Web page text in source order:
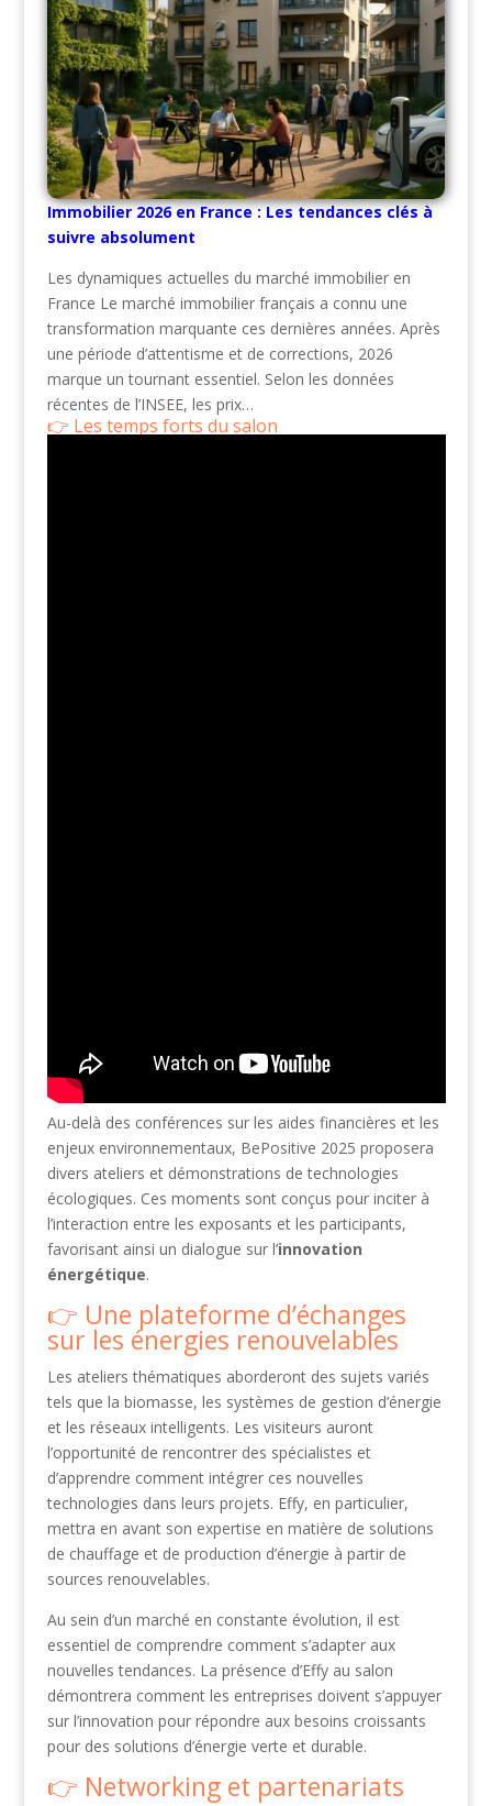
Immobilier 2026 en France : Les tendances clés à
suivre absolument
Les dynamiques actuelles du marché immobilier en
France Le marché immobilier français a connu une
transformation marquante ces dernières années. Après
une période d’attentisme et de corrections, 2026
marque un tournant essentiel. Selon les données
récentes de l’INSEE, les prix…
Les temps forts du salon
Au-delà des conférences sur les aides financières et les
enjeux environnementaux, BePositive 2025 proposera
divers ateliers et démonstrations de technologies
écologiques. Ces moments sont conçus pour inciter à
l’interaction entre les exposants et les participants,
favorisant ainsi un dialogue sur l’innovation
énergétique.
Une plateforme d’échanges
sur les énergies renouvelables
Les ateliers thématiques aborderont des sujets variés
tels que la biomasse, les systèmes de gestion d’énergie
et les réseaux intelligents. Les visiteurs auront
l’opportunité de rencontrer des spécialistes et
d’apprendre comment intégrer ces nouvelles
technologies dans leurs projets. Effy, en particulier,
mettra en avant son expertise en matière de solutions
de chauffage et de production d’énergie à partir de
sources renouvelables.
Au sein d’un marché en constante évolution, il est
essentiel de comprendre comment s’adapter aux
nouvelles tendances. La présence d’Effy au salon
démontrera comment les entreprises doivent s’appuyer
sur l’innovation pour répondre aux besoins croissants
pour des solutions d’énergie verte et durable.
Networking et partenariats